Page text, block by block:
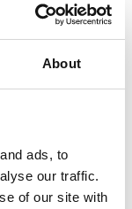
About
ads, to
our traffic.
of our site with
team
Arts warranty-